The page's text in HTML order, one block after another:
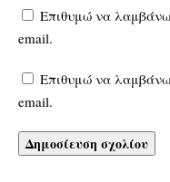
Επιθυμώ να λαμβάνω
email.
Επιθυμώ να λαμβάνω
email.